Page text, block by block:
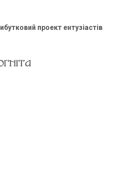
проект ентузіастів